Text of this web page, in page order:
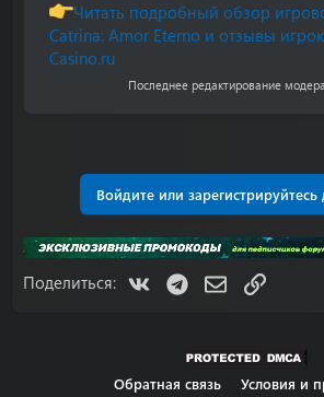
Читать подробный обзор
Catrina: Amor Eterno и отзывы
Casino.ru
Последнее редактирование
Войдите или зарегистрируйтесь
Поделиться: VK TelegramЭлектронная
Ссылка
Обратная связь
Условия и